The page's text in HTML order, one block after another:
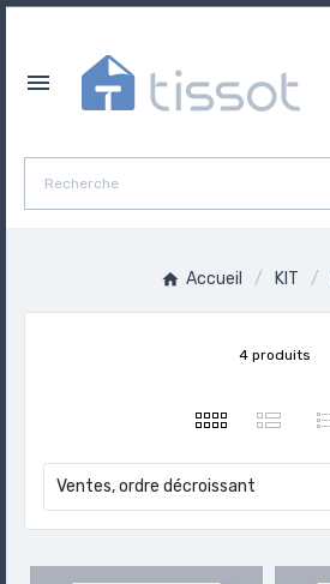

Accueil KIT
4 produits
Ventes, ordre décroissant